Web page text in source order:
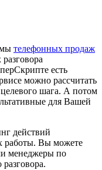
телефонных продаж
есть
можно рассчитать
шага. А потом
для Вашей
действий
работы. Вы можете
менеджеры по